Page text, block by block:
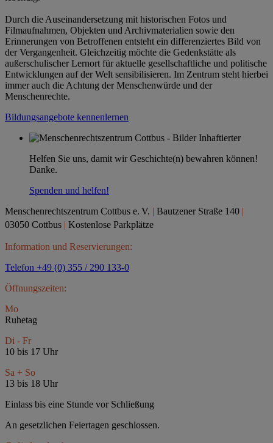
Durch die Auseinandersetzung mit historischen Fotos und
Filmaufnahmen, Objekten und Archivmaterialien sowie den
Erinnerungen von Betroffenen entsteht ein differenziertes Bild von
der Vergangenheit. Gleichzeitig möchte die Gedenkstätte als
außerschulischer Lernort für aktuelle gesellschaftliche und politische
Entwicklungen auf der Welt sensibilisieren. Im Zentrum steht hierbei
immer auch die Achtung der Menschenwürde und der
Menschenrechte.
Bildungsangebote kennenlernen
Helfen Sie uns, damit wir Geschichte(n) bewahren können!
Danke.
Spenden und helfen!
Menschenrechtszentrum Cottbus e. V. | Bautzener Straße 140 |
03050 Cottbus | Kostenlose Parkplätze
Information und Reservierungen:
Telefon +49 (0) 355 / 290 133-0
Öffnungszeiten:
Mo
Ruhetag
Di - Fr
10 bis 17 Uhr
Sa + So
13 bis 18 Uhr
Einlass bis eine Stunde vor Schließung
An gesetzlichen Feiertagen geschlossen.